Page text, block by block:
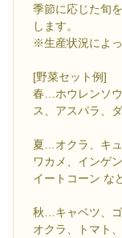
季節に応じた旬
します。
※生産状況によ
[野菜セット例]
春…ホウレンソ
ス、アスパラ
夏…オクラ、キ
ワカメ、インゲ
イートコーン
秋…キャベツ、ゴ
オクラ、トマト